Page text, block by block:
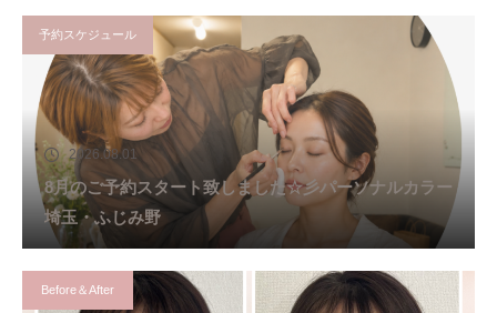
予約スケジュール
2026.08.01
8月のご予約スタート致しました☆彡パーソナルカラー
埼玉・ふじみ野
Before＆After